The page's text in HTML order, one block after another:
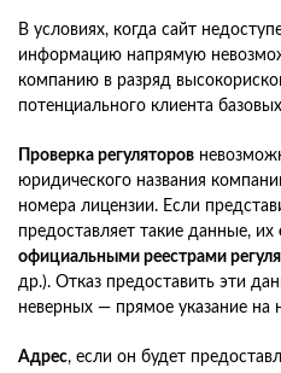
В условиях, когда сайт
информацию напрямую
компанию в разряд
потенциального клиента
Проверка регуляторов
юридического названия
номера лицензии. Если
предоставляет такие данные, их
официальными реестрами
др.). Отказ предоставить эти
неверных — прямое указание на
Адрес, если он будет